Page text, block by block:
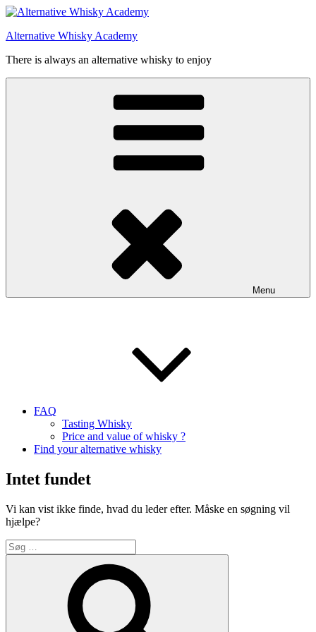
Videre
indhold
Alternative Whisky Academy
There is always an alternative whisky to enjoy
Menu
FAQ
Tasting Whisky
Price and value of whisky ?
Find your alternative whisky
Intet fundet
Vi kan vist ikke finde, hvad du leder efter. Måske en søgning vil
hjælpe?
Søg
efter: